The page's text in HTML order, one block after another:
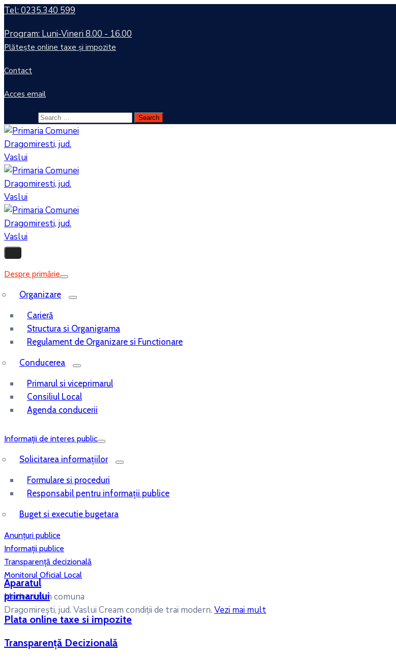
Tel: 0235.340 599
Program: Luni-Vineri 8.00 - 16.00
Plătește online taxe și impozite
Contact
Acces email
Despre primărie
Organizare
Carieră
Structura si Organigrama
Regulament de Organizare si Functionare
Conducerea
Primarul si viceprimarul
Consiliul Local
Agenda conducerii
Informații de interes public
Solicitarea informațiilor
Formulare si proceduri
Responsabil pentru informații publice
Buget si executie bugetara
Anunțuri publice
Informații publice
Transparență decizională
Monitorul Oficial Local
Modernizăm comuna
Dragomirești, jud. Vaslui Cream condiții de trai modern. Vezi mai mult
Aparatul
primarului
Plata online taxe si impozite
Transparență Decizională